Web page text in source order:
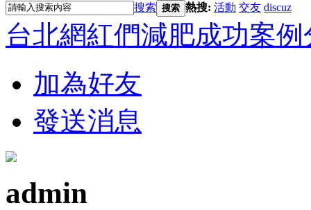
搜索 搜索 熱搜: 活動 交友 discuz
台北網紅們減肥成功案
加為好友
發送消息
admin